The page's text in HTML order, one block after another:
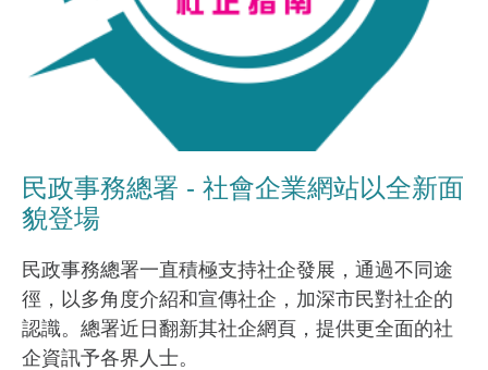
民政事務總署 - 社會企業網站以全新面
貌登場
民政事務總署一直積極支持社企發展，通過不同途
徑，以多角度介紹和宣傳社企，加深市民對社企的
認識。總署近日翻新其社企網頁，提供更全面的社
企資訊予各界人士。